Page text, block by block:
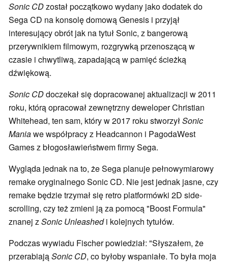
Sonic CDzostał początkowo wydany jako dodatek do
Sega CD na konsolę domową Genesis i przyjął
interesujący obrót jak na tytuł Sonic, z bangerową
przerywnikiem filmowym, rozgrywką przenoszącą w
czasie i chwytliwą, zapadającą w pamięć ścieżką
dźwiękową.
Sonic CDdoczekał się dopracowanej aktualizacji w 2011
roku, którą opracował zewnętrzny deweloper Christian
Whitehead, ten sam, który w 2017 roku stworzyłSonic
Maniawe współpracy z Headcannon i PagodaWest
Games z błogosławieństwem firmy Sega.
Wygląda jednak na to, że Sega planuje pełnowymiarowy
remake oryginalnego Sonic CD. Nie jest jednak jasne, czy
remake będzie trzymał się retro platformówki 2D side-
scrolling, czy też zmieni ją za pomocą "Boost Formula"
znanej zSonic Unleashedi kolejnych tytułów.
Podczas wywiadu Fischer powiedział: "Słyszałem, że
przerabiająSonic CD, co byłoby wspaniałe. To była moja